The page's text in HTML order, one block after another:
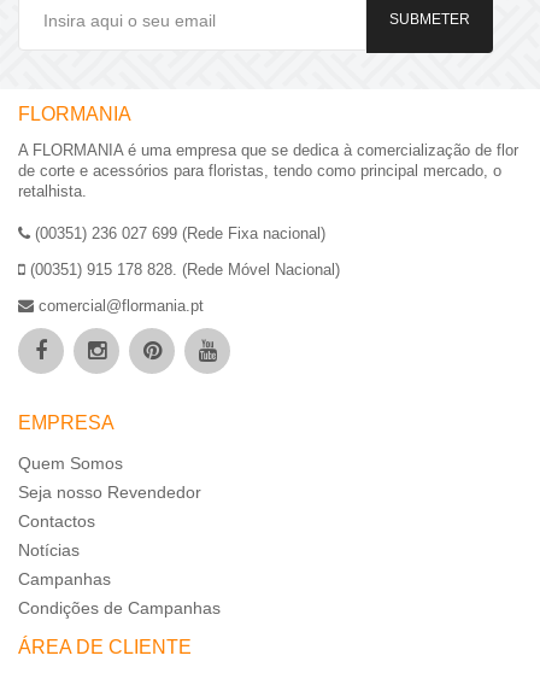
SUBMETER
FLORMANIA
A FLORMANIA é uma empresa que se dedica à comercialização de flor
de corte e acessórios para floristas, tendo como principal mercado, o
retalhista.
(00351) 236 027 699 (Rede Fixa nacional)
(00351) 915 178 828. (Rede Móvel Nacional)
comercial@flormania.pt
EMPRESA
Quem Somos
Seja nosso Revendedor
Contactos
Notícias
Campanhas
Condições de Campanhas
ÁREA DE CLIENTE